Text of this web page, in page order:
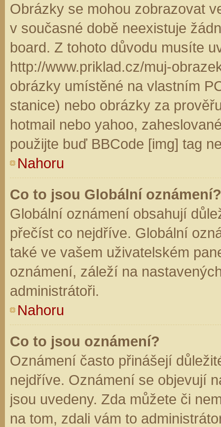
Obrázky se mohou zobrazovat
v současné době neexistuje
board. Z tohoto důvodu musíte
http://www.priklad.cz/muj-
obrázky umístěné na vlastním
stanice) nebo obrázky za
hotmail nebo yahoo,
použijte buď BBCode [img] tag
Nahoru
Co to jsou Globální oznámení?
Globální oznámení obsahují
přečíst co nejdříve. Globální
také ve vašem uživatelském
oznámení, záleží na
administrátoři.
Nahoru
Co to jsou oznámení?
Oznámení často přinášejí
nejdříve. Oznámení se objevují
jsou uvedeny. Zda můžete či
na tom, zdali vám to